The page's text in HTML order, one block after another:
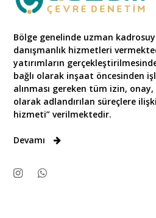
Bölge genelinde uzman
danışmanlık hizmetleri
yatırımların
bağlı olarak inşaat öncesinden
alınması gereken tüm izin,
olarak adlandırılan süreçlere
hizmeti” verilmektedir.
Devamı